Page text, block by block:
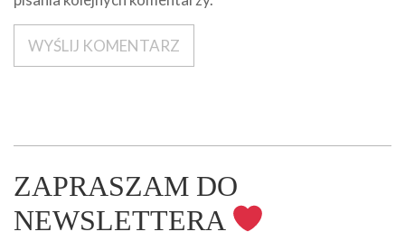
ZAPRASZAM DO
NEWSLETTERA